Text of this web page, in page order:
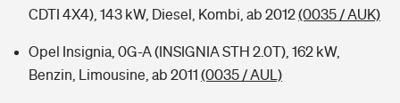
CDTI 4X4), 143 kW, Diesel, Kombi, ab 2012(0035 / AUK)
Opel Insignia, 0G-A (INSIGNIA STH 2.0T), 162 kW,
Benzin, Limousine, ab 2011 (0035 / AUL)